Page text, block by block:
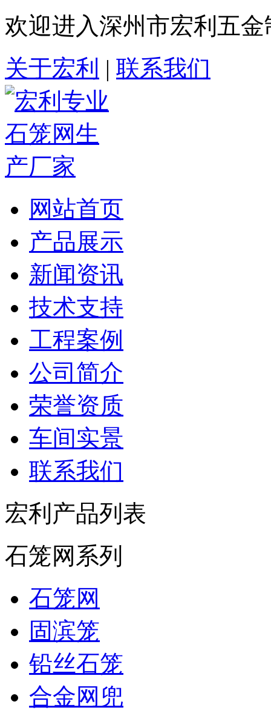
欢迎进入深州市宏利五
关于宏利 | 联系我们
网站首页
产品展示
新闻资讯
技术支持
工程案例
公司简介
荣誉资质
车间实景
联系我们
宏利产品列表
石笼网系列
石笼网
固滨笼
铅丝石笼
合金网兜